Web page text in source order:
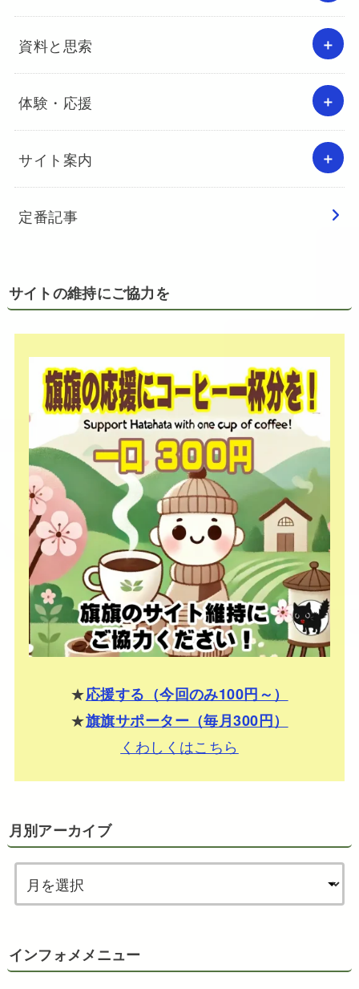
資料と思索
体験・応援
サイト案内
定番記事
サイトの維持にご協力を
★応援する（今回のみ100円～）
★旗旗サポーター（毎月300円）
くわしくはこちら
月別アーカイブ
インフォメメニュー